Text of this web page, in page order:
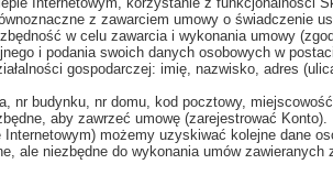
z zawarciem umowy o świadczenie
w celu zawarcia i wykonania umowy
i podania swoich danych osobowych w
gospodarczej: imię, nazwisko, adres
nr budynku, nr domu, kod pocztowy,
aby zawrzeć umowę (zarejestrować Konto).
możemy uzyskiwać kolejne dane
ale niezbędne do wykonania umów